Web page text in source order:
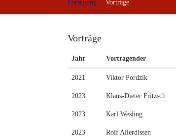
Forschung Vorträge
Vorträge
Jahr Vortragender
2021 Viktor Pordzik
2023 Klaus-Dieter Fritzsch
2023 Karl Wesling
2023 Rolf Allerdissen